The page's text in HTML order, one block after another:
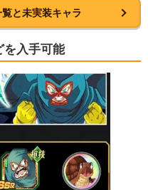
と未実装キャラ
を入手可能